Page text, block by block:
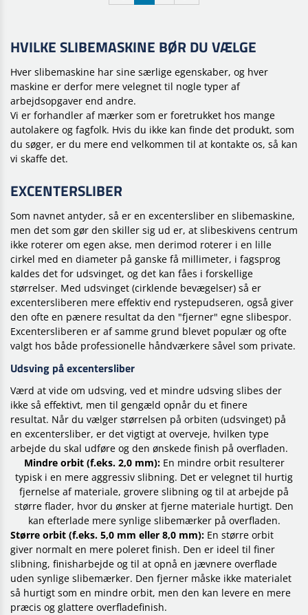
HVILKE SLIBEMASKINE BØR DU VÆLGE
Hver slibemaskine har sine særlige egenskaber, og hver
maskine er derfor mere velegnet til nogle typer af
arbejdsopgaver end andre.
Vi er forhandler af mærker som er foretrukket hos mange
autolakere og fagfolk. Hvis du ikke kan finde det produkt, som
du søger, er du mere end velkommen til at kontakte os, så kan
vi skaffe det.
EXCENTERSLIBER
Som navnet antyder, så er en excentersliber en slibemaskine,
men det som gør den skiller sig ud er, at slibeskivens centrum
ikke roterer om egen akse, men derimod roterer i en lille
cirkel med en diameter på ganske få millimeter, i fagsprog
kaldes det for udsvinget, og det kan fåes i forskellige
størrelser. Med udsvinget (cirklende bevægelser) så er
excentersliberen mere effektiv end rystepudseren, også giver
den ofte en pænere resultat da den "fjerner" egne slibespor.
Excentersliberen er af samme grund blevet populær og ofte
valgt hos både professionelle håndværkere såvel som private.
Udsving på excentersliber
Værd at vide om udsving, ved et mindre udsving slibes der
ikke så effektivt, men til gengæld opnår du et finere
resultat. Når du vælger størrelsen på orbiten (udsvinget) på
en excentersliber, er det vigtigt at overveje, hvilken type
arbejde du skal udføre og den ønskede finish på overfladen.
Mindre orbit (f.eks. 2,0 mm):En mindre orbit resulterer
typisk i en mere aggressiv slibning. Det er velegnet til hurtig
fjernelse af materiale, grovere slibning og til at arbejde på
større flader, hvor du ønsker at fjerne materiale hurtigt. Den
kan efterlade mere synlige slibemærker på overfladen.
Større orbit (f.eks. 5,0 mm eller 8,0 mm): En større orbit
giver normalt en mere poleret finish. Den er ideel til finer
slibning, finisharbejde og til at opnå en jævnere overflade
uden synlige slibemærker. Den fjerner måske ikke materialet
så hurtigt som en mindre orbit, men den kan levere en mere
præcis og glattere overfladefinish.